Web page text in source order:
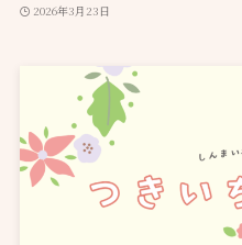
2026年3月23日